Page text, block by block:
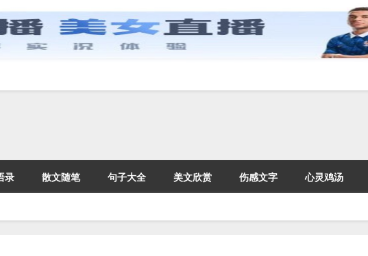
录 散文随笔 句子大全 美文欣赏 伤感文字 心灵鸡汤